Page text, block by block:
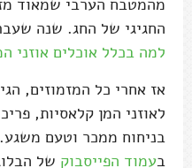
מהמטבח הערבי שמאוד
החגיגי של החג. שנה
למה בכלל אוכלים אוזני
אז אחרי כל המזמוזים,
לאוזני המן קלאסיות,
בניחוח ממכר וטעם
בעמוד הפייסבוק של